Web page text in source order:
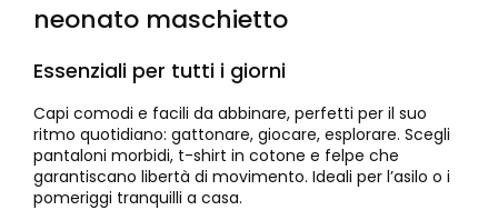
neonato maschietto
Essenziali per tutti i giorni
Capi comodi e facili da abbinare, perfetti per il suo
ritmo quotidiano: gattonare, giocare, esplorare. Scegli
pantaloni morbidi, t-shirt in cotone e felpe che
garantiscano libertà di movimento. Ideali per l’asilo o i
pomeriggi tranquilli a casa.